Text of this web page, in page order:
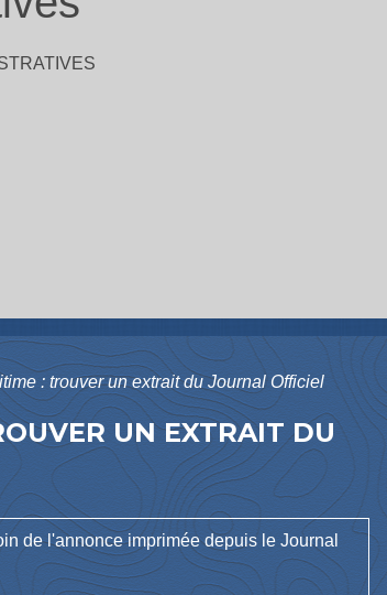
: trouver un extrait du Journal Officiel
UN EXTRAIT DU
de l'annonce imprimée depuis le Journal